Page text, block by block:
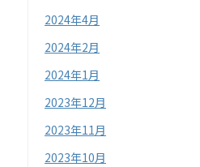
2024年4月
2024年2月
2024年1月
2023年12月
2023年11月
2023年10月